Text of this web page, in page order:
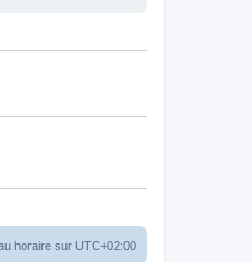
horaire sur UTC+02:00